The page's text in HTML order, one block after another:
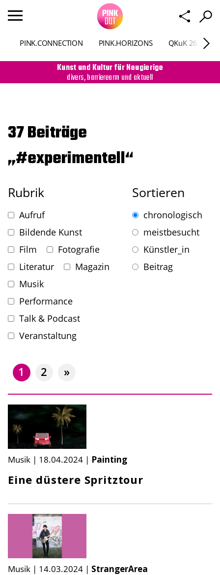
PINK.CONNECTION PINK.HORIZONS QKuK 26
Kunst und Kultur für Neugierige
divers, barrierearm und aktuell
37 Beiträge
„#experimentell“
Rubrik
Aufruf
Bildende Kunst
Film
Fotografie
Literatur
Magazin
Musik
Performance
Talk & Podcast
Veranstaltung
Sortieren
chronologisch
meistbesucht
Künstler_in
Beitrag
1 2 »
Musik | 18.04.2024 | Painting
Eine düstere Spritztour
Musik | 14.03.2024 | StrangerArea